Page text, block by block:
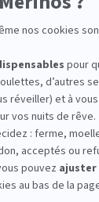
Entrez
En cochant
informations
notre politique
SUPPORT
Contactez-nous
FAQ
101 nuits d'essai